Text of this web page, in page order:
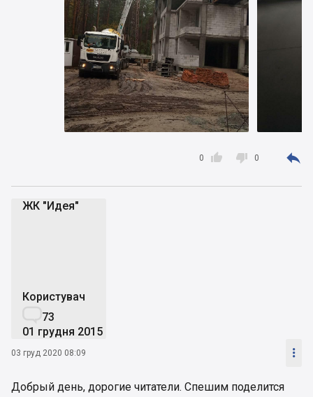

0  0 
ЖК "Идея"
Користувач
73
01 грудня 2015
03 груд 2020 08:09 
Добрый день, дорогие читатели. Спешим поделится